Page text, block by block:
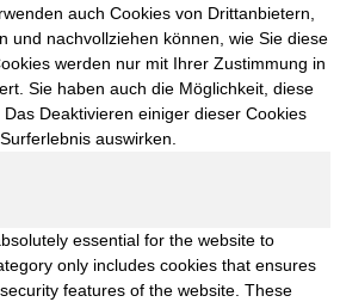
auch Cookies von Drittanbietern,
und nachvollziehen können, wie Sie diese
werden nur mit Ihrer Zustimmung in
Sie haben auch die Möglichkeit, diese
Deaktivieren einiger dieser Cookies
auswirken.
essential for the website to
only includes cookies that ensures
features of the website. These